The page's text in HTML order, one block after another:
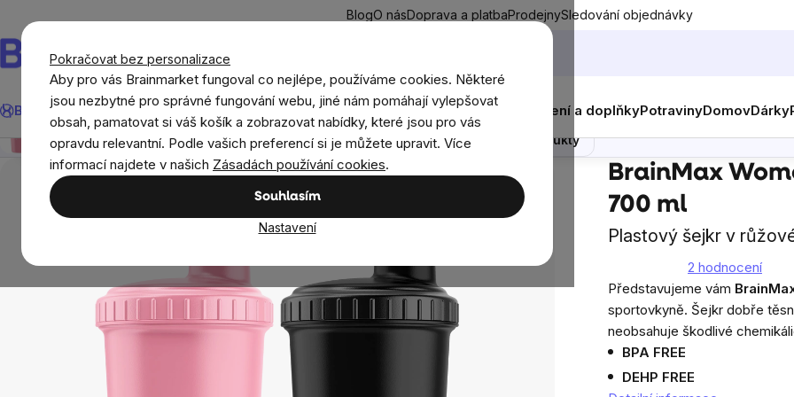
Pokračovat bez personalizace
Aby pro vás Brainmarket fungoval co nejlépe, používáme cookies. Některé
jsou nezbytné pro správné fungování webu, jiné nám pomáhají vylepšovat
obsah, pamatovat si váš košík a zobrazovat nabídky, které jsou pro vás
opravdu relevantní. Podle vašich preferencí si je můžete upravit. Více
informací najdete v našich Zásadách používání cookies.
Souhlasím
Nastavení
obsah
BlogO násDoprava a platbaProdejnySledování objednávky
Hledat
BrainMax®
Léto Ušetři CíleDoplňky stravy a výživaNovinkyMužiŽenyDěti Oblečení a doplňkyPotravinyDomovDárky
Domov Boxy na jídlo, lahve, šejkry, tašky BrainMax Women plastový shaker (šejkr), 700 ml
BrainMax
700 ml
Plastový šejkr v
hodnocení
produktu
je
5,0
z
2 hodnocení
Představujeme vám
sportovkyně. Šejkr dobře
neobsahuje škodlivé
BPA FREE
DEHP FREE
BrainMax Women plastový shaker (šejkr), 700 ml
Přehled Popis Související produkty Recenze Poradna Podobné produkty